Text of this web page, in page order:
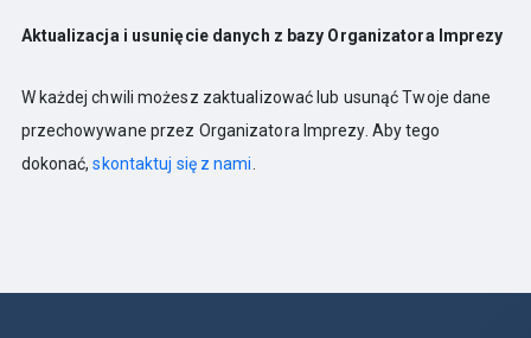
Aktualizacja i usunięcie danych z bazy Organizatora Imprezy
W każdej chwili możesz zaktualizować lub usunąć Twoje dane
przechowywane przez Organizatora Imprezy. Aby tego
dokonać,skontaktuj się z nami